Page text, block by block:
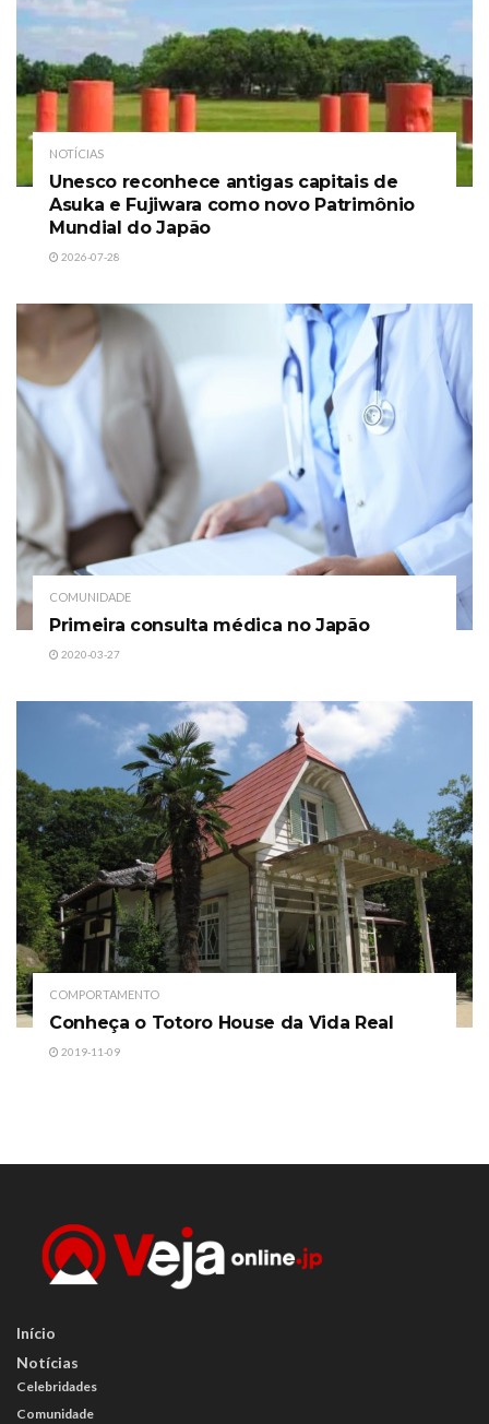
NOTÍCIAS
Unesco reconhece antigas capitais de
Asuka e Fujiwara como novo Patrimônio
Mundial do Japão
2026-07-28
COMUNIDADE
Primeira consulta médica no Japão
2020-03-27
COMPORTAMENTO
Conheça o Totoro House da Vida Real
2019-11-09
Início
Notícias
Celebridades
Comunidade